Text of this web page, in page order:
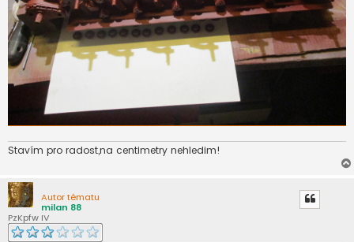
Stavím pro radost,na centimetry nehledim!
Autor tématu
milan 88
PzKpfw IV